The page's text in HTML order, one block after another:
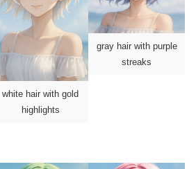
white hair with gold
highlights
gray hair with purple
streaks